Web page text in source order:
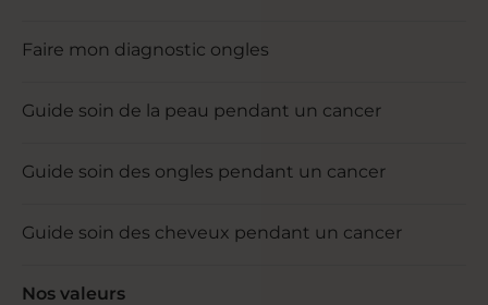
Faire mon diagnostic ongles
Guide soin de la peau pendant un cancer
Guide soin des ongles pendant un cancer
Guide soin des cheveux pendant un cancer
Nos valeurs